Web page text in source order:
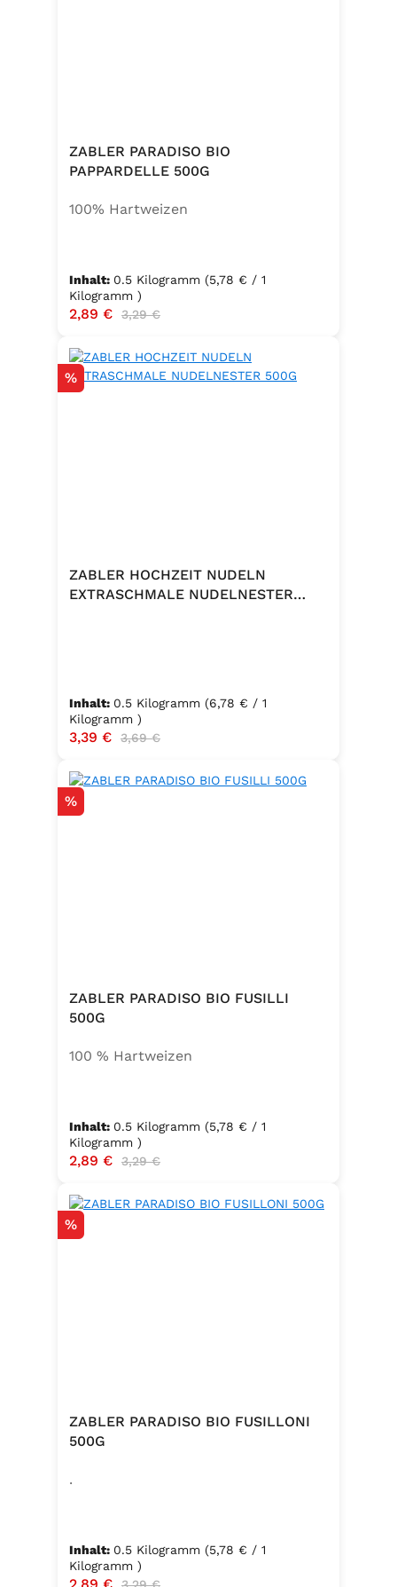
ZABLER PARADISO BIO
PAPPARDELLE 500G
100% Hartweizen
Inhalt: 0.5 Kilogramm (5,78 € / 1
Kilogramm )
Verkaufspreis:
2,89 € Regulärer Preis:
3,29 €
Rabatt
%
ZABLER HOCHZEIT NUDELN
EXTRASCHMALE NUDELNESTER
Inhalt: 0.5 Kilogramm (6,78 € / 1
Kilogramm )
Verkaufspreis:
3,39 € Regulärer Preis:
3,69 €
Rabatt
%
ZABLER PARADISO BIO FUSILLI
500G
100 % Hartweizen
Inhalt: 0.5 Kilogramm (5,78 € / 1
Kilogramm )
Verkaufspreis:
2,89 € Regulärer Preis:
3,29 €
Rabatt
%
ZABLER PARADISO BIO FUSILLONI
500G
.
Inhalt: 0.5 Kilogramm (5,78 € / 1
Kilogramm )
Verkaufspreis:
2,89 € Regulärer Preis:
3,29 €